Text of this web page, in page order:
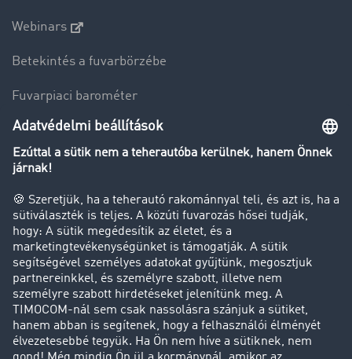
Webinars
Betekintés a fuvarbörzébe
Fuvarpiaci barométer
Transzportlexikon
Tehergépkocsi-forgalomkorlátozás
Cég
Sikertörténetek
Ügyfél hoz ügyfelet
Jogi információk